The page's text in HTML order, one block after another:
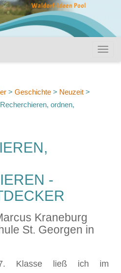
> Geschichte > Neuzeit >
Recherchieren, ordnen,
-
Kraneburg
St. Georgen in
Klasse ließ ich im